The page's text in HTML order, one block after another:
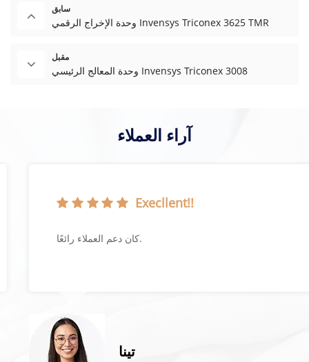
سابق
وحدة الإخراج الرقمي Invensys Triconex 3625 TMR
مقبل
وحدة المعالج الرئيسي Invensys Triconex 3008
آراء العملاء
Execllent!!
كان دعم العملاء رائعًا.